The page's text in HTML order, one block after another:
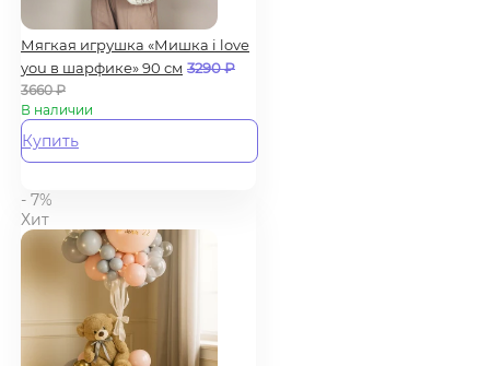
Мягкая игрушка «Мишка i love
you в шарфике» 90 см 3290₽
3660₽
В наличии
Купить
- 7%
Хит